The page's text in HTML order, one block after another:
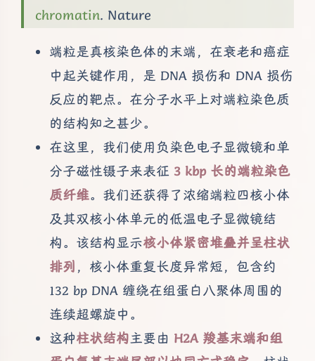
chromatin. Nature
端粒是真核染色体的末端，在衰老和癌症
中起关键作用，是 DNA 损伤和 DNA 损伤
反应的靶点。在分子水平上对端粒染色质
的结构知之甚少。
在这里，我们使用负染色电子显微镜和单
分子磁性镊子来表征 3 kbp 长的端粒染色
质纤维。我们还获得了浓缩端粒四核小体
及其双核小体单元的低温电子显微镜结
构。该结构显示核小体紧密堆叠并呈柱状
排列 ，核小体重复长度异常短，包含约
132 bp DNA 缠绕在组蛋白八聚体周围的
连续超螺旋中。
这种柱状结构主要由 H2A 羧基末端和组